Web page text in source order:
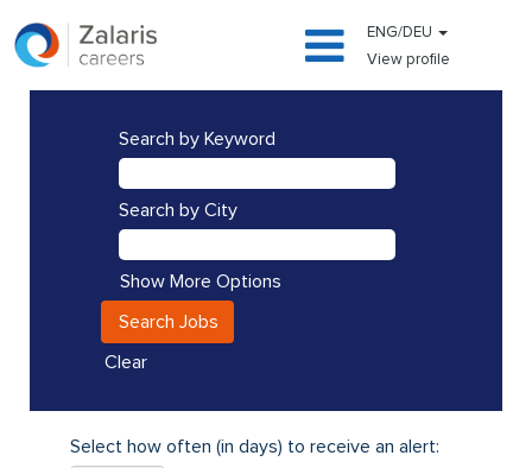
ENG/DEU
View profile
Search by Keyword
Search by City
Show More Options
Clear
Select how often (in days) to receive an alert: